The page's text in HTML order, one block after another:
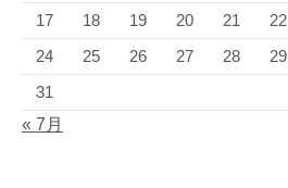
17 18 19 20 21 22
24 25 26 27 28 29
31
« 7月